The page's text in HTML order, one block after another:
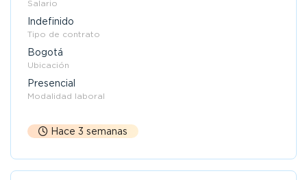
Salario
Indefinido
Tipo de contrato
Bogotá
Ubicación
Presencial
Modalidad laboral
Hace 3 semanas